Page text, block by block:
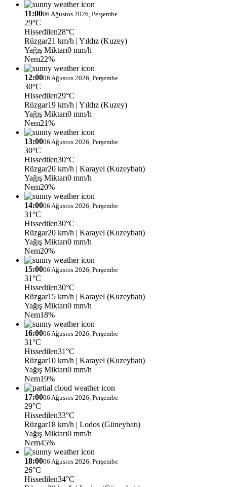
11:0006 Ağustos 2026, Perşembe
29°C
Hissedilen28°C
Rüzgar21 km/h | Yıldız (Kuzey)
Yağış Miktarı0 mm/h
Nem22%
12:0006 Ağustos 2026, Perşembe
30°C
Hissedilen29°C
Rüzgar19 km/h | Yıldız (Kuzey)
Yağış Miktarı0 mm/h
Nem21%
13:0006 Ağustos 2026, Perşembe
30°C
Hissedilen30°C
Rüzgar20 km/h | Karayel (Kuzeybatı)
Yağış Miktarı0 mm/h
Nem20%
14:0006 Ağustos 2026, Perşembe
31°C
Hissedilen30°C
Rüzgar20 km/h | Karayel (Kuzeybatı)
Yağış Miktarı0 mm/h
Nem20%
15:0006 Ağustos 2026, Perşembe
31°C
Hissedilen30°C
Rüzgar15 km/h | Karayel (Kuzeybatı)
Yağış Miktarı0 mm/h
Nem18%
16:0006 Ağustos 2026, Perşembe
31°C
Hissedilen31°C
Rüzgar10 km/h | Karayel (Kuzeybatı)
Yağış Miktarı0 mm/h
Nem19%
17:0006 Ağustos 2026, Perşembe
29°C
Hissedilen33°C
Rüzgar18 km/h | Lodos (Güneybatı)
Yağış Miktarı0 mm/h
Nem45%
18:0006 Ağustos 2026, Perşembe
26°C
Hissedilen34°C